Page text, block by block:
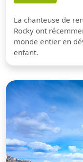
La chanteuse de
Rocky ont
monde entier en
enfant.